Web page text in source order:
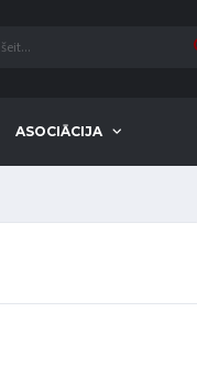
ASOCIĀCIJA